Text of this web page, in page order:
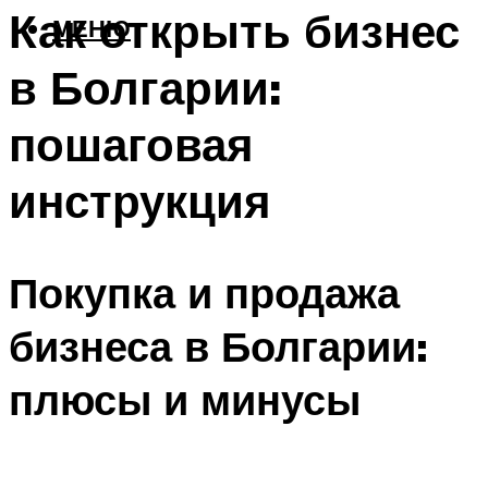
МЕНЮ
Как открыть бизнес
в Болгарии:
пошаговая
инструкция
Покупка и продажа
бизнеса в Болгарии:
плюсы и минусы